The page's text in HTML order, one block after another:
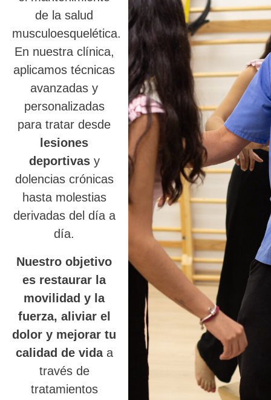
de la salud
musculoesquelética.
En nuestra clínica,
aplicamos técnicas
avanzadas y
personalizadas
para tratar desde
lesiones
deportivasy
dolencias crónicas
hasta molestias
derivadas del día a
día.
Nuestro objetivo
es restaurar la
movilidad y la
fuerza, aliviar el
dolor y mejorar tu
calidad de vidaa
través de
tratamientos